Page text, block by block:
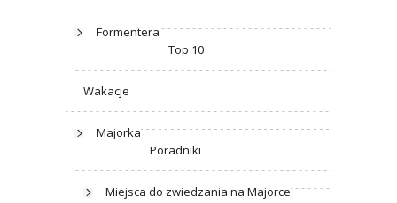
Formentera
Top 10
Wakacje
Majorka
Poradniki
Miejsca do zwiedzania na Majorce